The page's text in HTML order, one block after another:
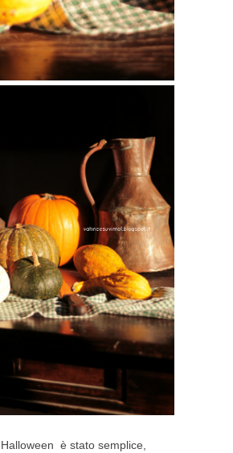
è stato semplice,